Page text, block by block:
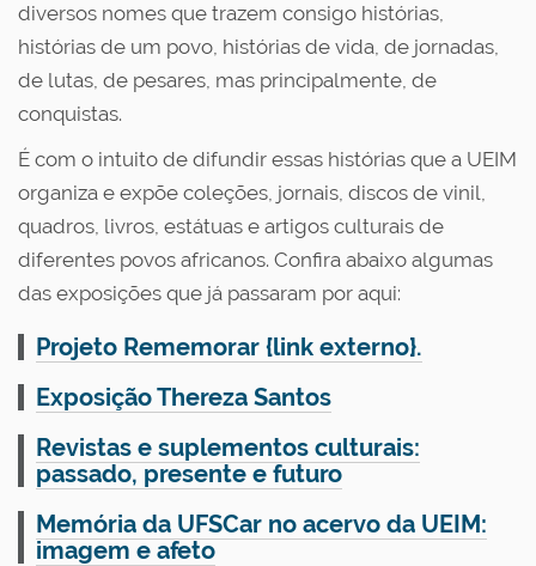
diversos nomes que trazem consigo histórias,
histórias de um povo, histórias de vida, de jornadas,
de lutas, de pesares, mas principalmente, de
conquistas.
É com o intuito de difundir essas histórias que a UEIM
organiza e expõe coleções, jornais, discos de vinil,
quadros, livros, estátuas e artigos culturais de
diferentes povos africanos. Confira abaixo algumas
das exposições que já passaram por aqui:
Projeto Rememorar {link externo}.
Exposição Thereza Santos
Revistas e suplementos culturais:
passado, presente e futuro
Memória da UFSCar no acervo da UEIM:
imagem e afeto